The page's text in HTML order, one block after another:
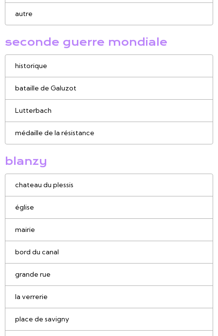
autre
seconde guerre mondiale
historique
bataille de Galuzot
Lutterbach
médaille de la résistance
blanzy
chateau du plessis
église
mairie
bord du canal
grande rue
la verrerie
place de savigny